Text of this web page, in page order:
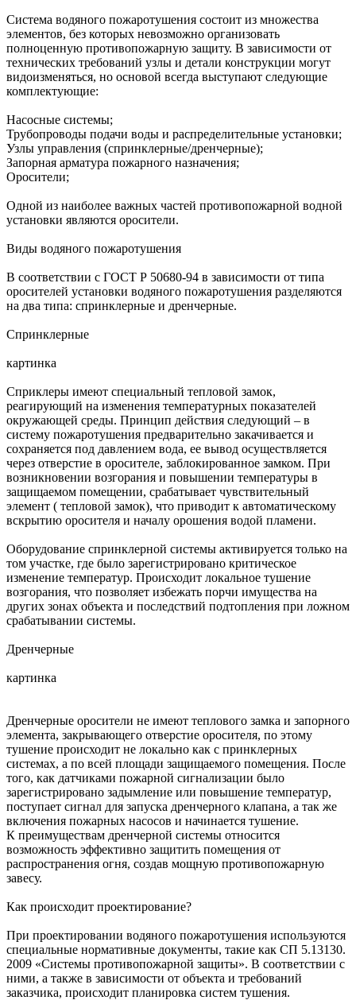
Система водяного пожаротушения состоит из множества
элементов, без которых невозможно организовать
полноценную противопожарную защиту. В зависимости от
технических требований узлы и детали конструкции могут
видоизменяться, но основой всегда выступают следующие
комплектующие:
Насосные системы;
Трубопроводы подачи воды и распределительные установки;
Узлы управления (спринклерные/дренчерные);
Запорная арматура пожарного назначения;
Оросители;
Одной из наиболее важных частей противопожарной водной
установки являются оросители.
Виды водяного пожаротушения
В соответствии с ГОСТ Р 50680-94 в зависимости от типа
оросителей установки водяного пожаротушения разделяются
на два типа: спринклерные и дренчерные.
Спринклерные
картинка
Сприклеры имеют специальный тепловой замок,
реагирующий на изменения температурных показателей
окружающей среды. Принцип действия следующий – в
систему пожаротушения предварительно закачивается и
сохраняется под давлением вода, ее вывод осуществляется
через отверстие в оросителе, заблокированное замком. При
возникновении возгорания и повышении температуры в
защищаемом помещении, срабатывает чувствительный
элемент ( тепловой замок), что приводит к автоматическому
вскрытию оросителя и началу орошения водой пламени.
Оборудование спринклерной системы активируется только на
том участке, где было зарегистрировано критическое
изменение температур. Происходит локальное тушение
возгорания, что позволяет избежать порчи имущества на
других зонах объекта и последствий подтопления при ложном
срабатывании системы.
Дренчерные
картинка
Дренчерные оросители не имеют теплового замка и запорного
элемента, закрывающего отверстие оросителя, по этому
тушение происходит не локально как с принклерных
системах, а по всей площади защищаемого помещения. После
того, как датчиками пожарной сигнализации было
зарегистрировано задымление или повышение температур,
поступает сигнал для запуска дренчерного клапана, а так же
включения пожарных насосов и начинается тушение.
К преимуществам дренчерной системы относится
возможность эффективно защитить помещения от
распространения огня, создав мощную противопожарную
завесу.
Как происходит проектирование?
При проектировании водяного пожаротушения используются
специальные нормативные документы, такие как СП 5.13130.
2009 «Системы противопожарной защиты». В соответствии с
ними, а также в зависимости от объекта и требований
заказчика, происходит планировка систем тушения.